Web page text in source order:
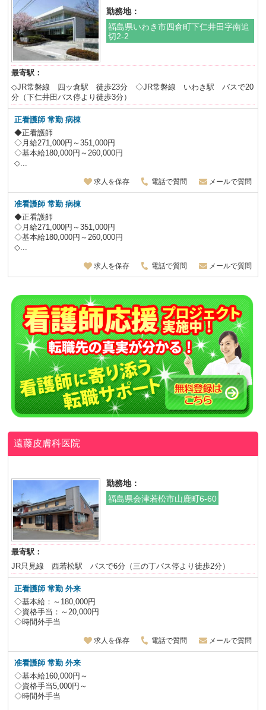
勤務地：
福島県いわき市四倉町下仁井田字南追
切2-2
最寄駅：
◇JR常磐線 四ッ倉駅 徒歩23分 ◇JR常磐線 いわき駅 バスで20
分（下仁井田バス停より徒歩3分）
正看護師 常勤 病棟
◆正看護師
◇月給271,000円～351,000円
◇基本給180,000円～260,000円
◇...
求人を保存 電話で質問 メールで質問
准看護師 常勤 病棟
◆正看護師
◇月給271,000円～351,000円
◇基本給180,000円～260,000円
◇...
求人を保存 電話で質問 メールで質問
遠藤皮膚科医院
勤務地：
福島県会津若松市山鹿町6-60
最寄駅：
JR只見線 西若松駅 バスで6分（三の丁バス停より徒歩2分）
正看護師 常勤 外来
◇基本給：～180,000円
◇資格手当：～20,000円
◇時間外手当
求人を保存 電話で質問 メールで質問
准看護師 常勤 外来
◇基本給160,000円～
◇資格手当5,000円～
◇時間外手当